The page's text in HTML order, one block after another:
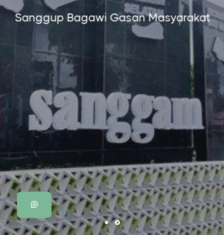
Sanggup Bagawi Gasan Masyarakat